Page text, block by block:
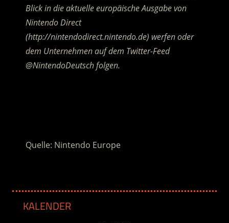
Blick in die aktuelle europäische Ausgabe von
Nintendo Direct
(http://nintendodirect.nintendo.de) werfen oder
dem Unternehmen auf dem Twitter-Feed
@NintendoDeutsch folgen.
Quelle: Nintendo Europe
KALENDER